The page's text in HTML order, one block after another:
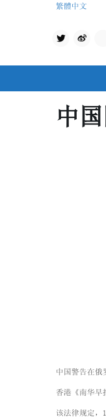
繁體中文
Twit
中
中国警告在俄
香港《南华早
该法律规定，